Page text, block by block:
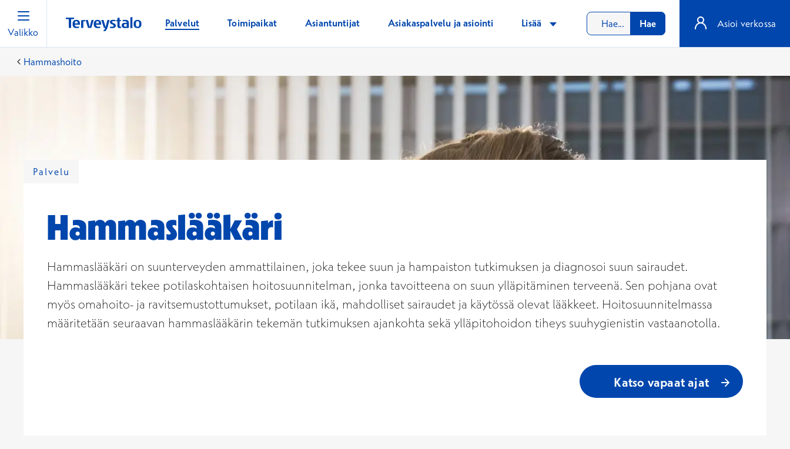
Valikko
Palvelut Toimipaikat Asiantuntijat Asiakaspalvelu ja asiointi Lisää Hae Asioi verkossa
Hammashoito
Palvelu
Hammaslääkäri
Hammaslääkäri on suunterveyden ammattilainen, joka tekee suun ja hampaiston tutkimuksen ja diagnosoi suun sairaudet.
Hammaslääkäri tekee potilaskohtaisen hoitosuunnitelman, jonka tavoitteena on suun ylläpitäminen terveenä. Sen pohjana ovat
myös omahoito- ja ravitsemustottumukset, potilaan ikä, mahdolliset sairaudet ja käytössä olevat lääkkeet. Hoitosuunnitelmassa
määritetään seuraavan hammaslääkärin tekemän tutkimuksen ajankohta sekä ylläpitohoidon tiheys suuhygienistin vastaanotolla.
Katso vapaat ajat